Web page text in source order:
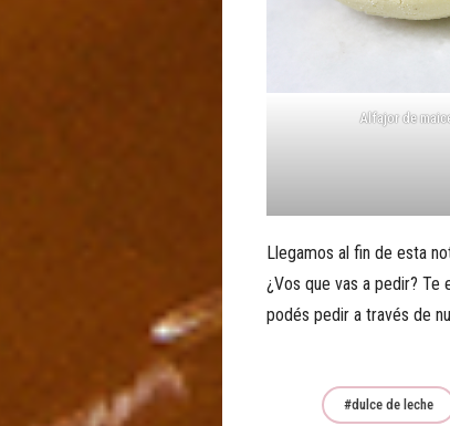
Alfajor de
Llegamos al fin de esta
¿Vos que vas a pedir? Te
podés pedir a través de
dulce de leche